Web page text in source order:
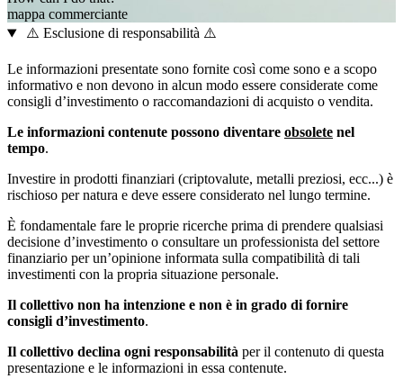
mappa commerciante
⚠️ Esclusione di responsabilità ⚠️
Le informazioni presentate sono fornite così come sono e a scopo
informativo e non devono in alcun modo essere considerate come
consigli d’investimento o raccomandazioni di acquisto o vendita.
Le informazioni contenute possono diventare obsolete nel
tempo.
Investire in prodotti finanziari (criptovalute, metalli preziosi, ecc...) è
rischioso per natura e deve essere considerato nel lungo termine.
È fondamentale fare le proprie ricerche prima di prendere qualsiasi
decisione d’investimento o consultare un professionista del settore
finanziario per un’opinione informata sulla compatibilità di tali
investimenti con la propria situazione personale.
Il collettivo non ha intenzione e non è in grado di fornire
consigli d’investimento.
Il collettivo declina ogni responsabilità per il contenuto di questa
presentazione e le informazioni in essa contenute.